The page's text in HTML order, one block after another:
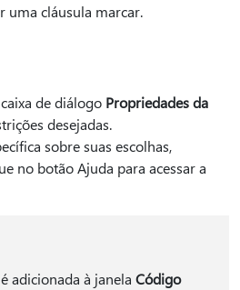
uma cláusula marcar.
de diálogo Propriedades da
desejadas.
sobre suas escolhas,
no botão Ajuda para acessar a
adicionada à janela Código